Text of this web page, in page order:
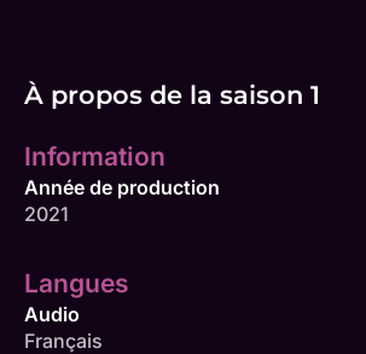
À propos de la saison 1
Information
Année de production
2021
Langues
Audio
Français